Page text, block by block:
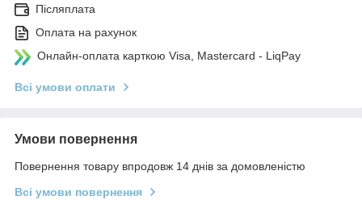
Післяплата
Оплата на рахунок
Онлайн-оплата карткою Visa, Mastercard - LiqPay
Всі умови оплати
Умови повернення
Повернення товару впродовж 14 днів за домовленістю
Всі умови повернення